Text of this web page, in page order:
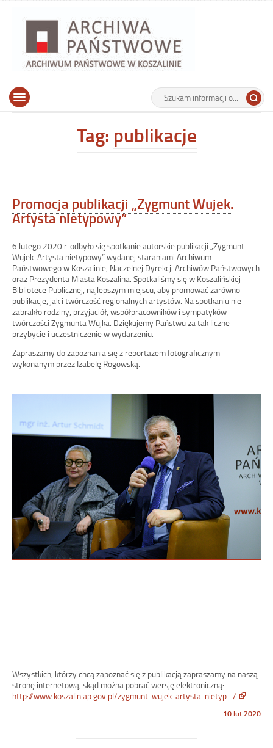
Archiwum Państwowe w Koszalinie
Wyszukiwarka
Tutaj
wpisz
Górne
Otwórz
Tag: publikacje
Promocja publikacji „Zygmunt Wujek.
Artysta nietypowy”
6 lutego 2020 r. odbyło się spotkanie autorskie publikacji „Zygmunt
Wujek. Artysta nietypowy” wydanej staraniami Archiwum
Państwowego w Koszalinie, Naczelnej Dyrekcji Archiwów Państwowych
oraz Prezydenta Miasta Koszalina. Spotkaliśmy się w Koszalińskiej
Bibliotece Publicznej, najlepszym miejscu, aby promować zarówno
publikacje, jak i twórczość regionalnych artystów. Na spotkaniu nie
zabrakło rodziny, przyjaciół, współpracowników i sympatyków
twórczości Zygmunta Wujka. Dziękujemy Państwu za tak liczne
przybycie i uczestniczenie w wydarzeniu.
Zapraszamy do zapoznania się z reportażem fotograficznym
wykonanym przez Izabelę Rogowską.
Wszystkich, którzy chcą zapoznać się z publikacją zapraszamy na naszą
stronę internetową, skąd można pobrać wersję elektroniczną:
http://www.koszalin.ap.gov.pl/zygmunt-wujek-artysta-nietyp…/ Link
otwiera
się
Opublikowano
10 lut 2020